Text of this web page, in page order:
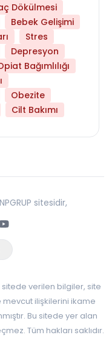
Dökülmesi
Bebek Gelişimi
Stres
Depresyon
Bağımlılığı
Obezite
Cilt Bakımı
sitesidir,
sitede verilen bilgiler, site
ilişkilerini ikame
Bu sitede yer alan
Tüm hakları saklıdır.